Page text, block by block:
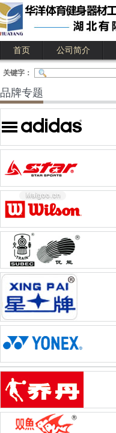
首页 公司简介
公司简介 公司业绩
关键字：
品牌专题